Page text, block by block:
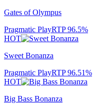
Gates of Olympus
Pragmatic PlayRTP96.5%
HOT
Sweet Bonanza
Pragmatic PlayRTP96.51%
HOT
Big Bass Bonanza